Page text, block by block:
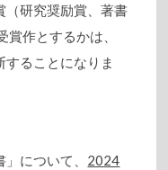
（研究奨励賞、著書
賞作とするかは、
することになりま
について、 2024